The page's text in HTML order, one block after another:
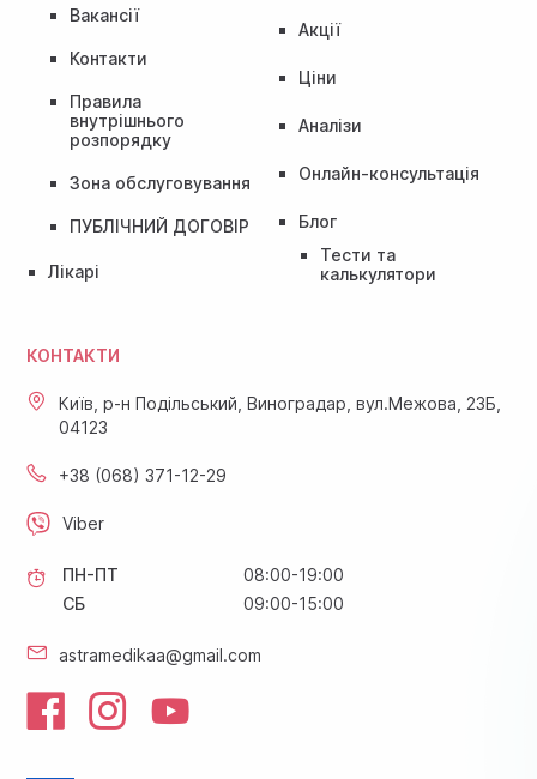
Вакансії
Контакти
Правила
внутрішнього
розпорядку
Зона обслуговування
ПУБЛІЧНИЙ ДОГОВІР
Лікарі
Акції
Ціни
Аналізи
Онлайн-консультація
Блог
Тести та
калькулятори
КОНТАКТИ
Київ, р-н Подільський, Виноградар, вул.Межова, 23Б,
04123
+38 (068) 371-12-29
Viber
ПН-ПТ
08:00-19:00
СБ
09:00-15:00
astramedikaa@gmail.com